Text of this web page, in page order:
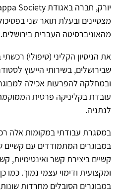
יורק, חברה באגודתSociety
מצטיינים ובעלת תואר שני
מהאוניברסיטה העברית בירושלים.
את הניסיון הקליני (טיפולי)
שבירושלים, בשירותי הייעוץ
ובמחלקה להפרעות אכילה
עובדת בקליניקה פרטית
לנתניה.​​​​​​​
במסגרת עבודתי במקומות אלה
במבוגרים המתמודדים עם קשיים
קשיים ביצירת קשר ואינטימיות,
ומקצועית ודימוי עצמי נמוך. כמו
במבוגרים הסובלים מחרדות